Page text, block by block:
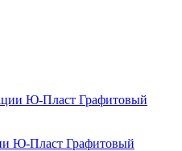
Ю-Пласт Графитовый